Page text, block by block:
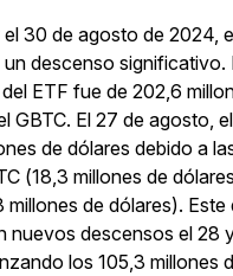
el 30 de agosto de 2024,
descenso significativo.
ETF fue de 202,6
GBTC. El 27 de agosto,
de dólares debido a
(18,3 millones de
millones de dólares).
nuevos descensos el 28
los 105,3 millones